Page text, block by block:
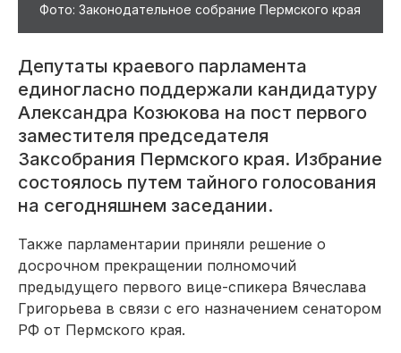
Фото: Законодательное собрание Пермского края
Депутаты краевого парламента
единогласно поддержали кандидатуру
Александра Козюкова на пост первого
заместителя председателя
Заксобрания Пермского края. Избрание
состоялось путем тайного голосования
на сегодняшнем заседании.
Также парламентарии приняли решение о
досрочном прекращении полномочий
предыдущего первого вице-спикера Вячеслава
Григорьева в связи с его назначением сенатором
РФ от Пермского края.